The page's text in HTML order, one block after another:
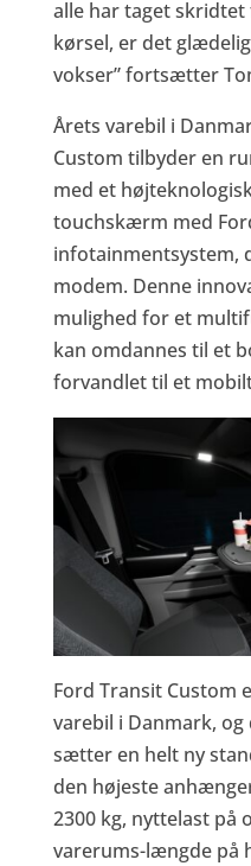
alle har taget
kørsel, er det
vokser” fortsætter
Årets varebil i
Custom tilbyder en
med et
touchskærm med
infotainmentsystem,
modem. Denne
mulighed for et
kan omdannes til et
forvandlet til et
Ford Transit Custom
varebil i Danmark,
sætter en helt ny
den højeste
2300 kg, nyttelast på
varerums-længde på